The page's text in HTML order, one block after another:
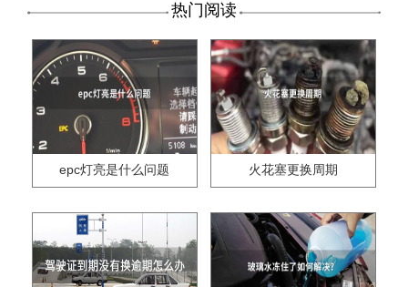
热门阅读
epc灯亮是什么问题 火花塞更换周期